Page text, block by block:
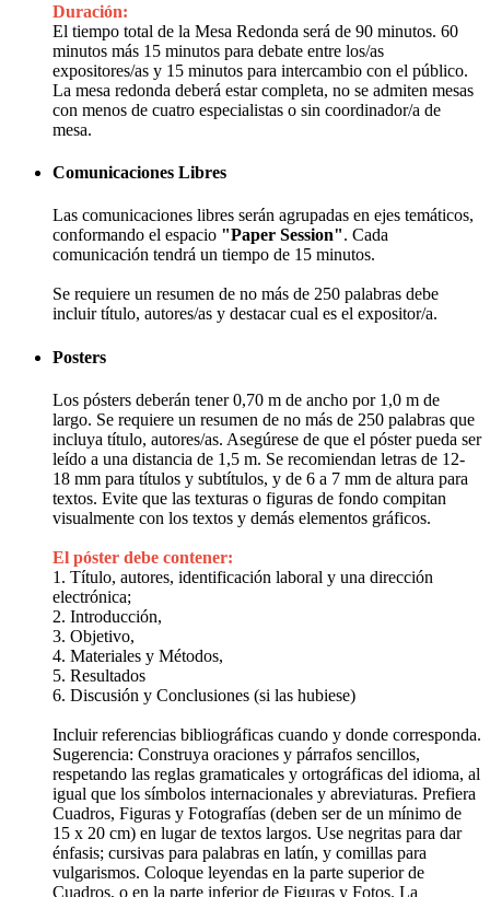
Duración:
El tiempo total de la Mesa Redonda será de 90 minutos. 60
minutos más 15 minutos para debate entre los/as
expositores/as y 15 minutos para intercambio con el público.
La mesa redonda deberá estar completa, no se admiten mesas
con menos de cuatro especialistas o sin coordinador/a de
mesa.
Comunicaciones Libres
Las comunicaciones libres serán agrupadas en ejes temáticos,
conformando el espacio "Paper Session". Cada
comunicación tendrá un tiempo de 15 minutos.
Se requiere un resumen de no más de 250 palabras debe
incluir título, autores/as y destacar cual es el expositor/a.
Posters
Los pósters deberán tener 0,70 m de ancho por 1,0 m de
largo. Se requiere un resumen de no más de 250 palabras que
incluya título, autores/as. Asegúrese de que el póster pueda ser
leído a una distancia de 1,5 m. Se recomiendan letras de 12-
18 mm para títulos y subtítulos, y de 6 a 7 mm de altura para
textos. Evite que las texturas o figuras de fondo compitan
visualmente con los textos y demás elementos gráficos.
El póster debe contener:
1. Título, autores, identificación laboral y una dirección
electrónica;
2. Introducción,
3. Objetivo,
4. Materiales y Métodos,
5. Resultados
6. Discusión y Conclusiones (si las hubiese)
Incluir referencias bibliográficas cuando y donde corresponda.
Sugerencia: Construya oraciones y párrafos sencillos,
respetando las reglas gramaticales y ortográficas del idioma, al
igual que los símbolos internacionales y abreviaturas. Prefiera
Cuadros, Figuras y Fotografías (deben ser de un mínimo de
15 x 20 cm) en lugar de textos largos. Use negritas para dar
énfasis; cursivas para palabras en latín, y comillas para
vulgarismos. Coloque leyendas en la parte superior de
Cuadros, o en la parte inferior de Figuras y Fotos. La